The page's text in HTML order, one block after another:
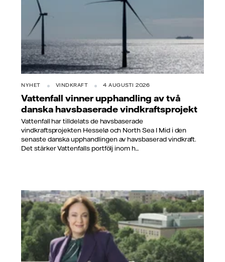
NYHET VINDKRAFT 4 AUGUSTI 2026
Vattenfall vinner upphandling av två
danska havsbaserade vindkraftsprojekt
Vattenfall har tilldelats de havsbaserade
vindkraftsprojekten Hesselø och North Sea I Mid i den
senaste danska upphandlingen av havsbaserad vindkraft.
Det stärker Vattenfalls portfölj inom h...